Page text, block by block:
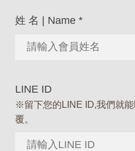
姓 名 | Name*
LINE ID
※留下您的LINE ID,我們就
覆。